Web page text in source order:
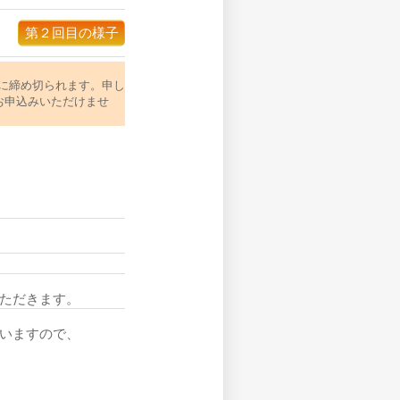
第２回目の様子
締め切られます。申し
申込みいただけませ
だきます。
ますので、